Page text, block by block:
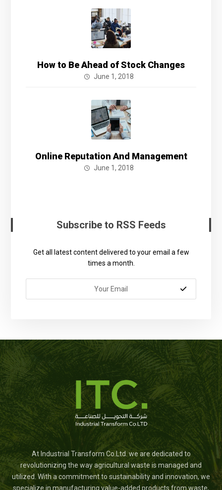
How to Be Ahead of Stock Changes
June 1, 2018
Online Reputation And Management
June 1, 2018
Subscribe to RSS Feeds
Get all latest content delivered to your email a few
times a month.
At Industrial Transform Co.Ltd. we are dedicated to
revolutionizing the way agricultural waste is managed and
utilized. With a commitment to sustainability and innovation, we
specialize in manufacturing value-added products from waste,